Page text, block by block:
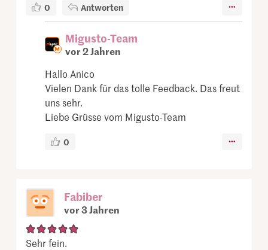
0 Antworten
Migusto-Team
vor 2 Jahren
Hallo Anico
Vielen Dank für das tolle Feedback. Das freut
uns sehr.
Liebe Grüsse vom Migusto-Team
0
Fabiber
vor 3 Jahren
Sehr fein.